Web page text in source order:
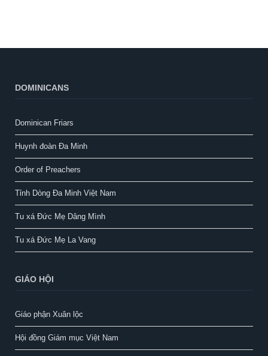
DOMINICANS
Dominican Friars
Huynh đoàn Đa Minh
Order of Preachers
Tỉnh Dòng Đa Minh Việt Nam
Tu xá Đức Mẹ Dâng Mình
Tu xá Đức Mẹ La Vang
GIÁO HỘI
Giáo phận Xuân lộc
Hội đồng Giám mục Việt Nam